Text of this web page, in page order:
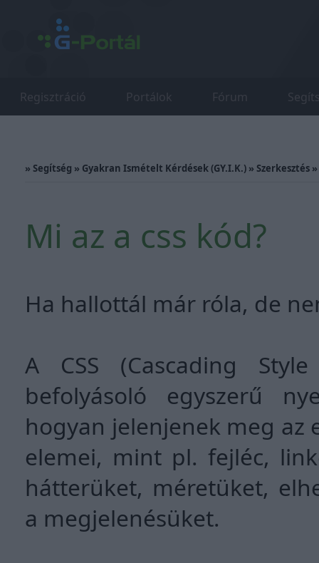
Regisztráció Portálok Fórum
» Segítség » Gyakran Ismételt Kérdések (GY.I.K.) » Szerkesztés »
Mi az a css kód?
Ha hallottál már róla, de
A CSS (Cascading
befolyásoló egyszerű
hogyan jelenjenek meg az
elemei, mint pl. fejléc,
hátterüket, méretüket,
a megjelenésüket.